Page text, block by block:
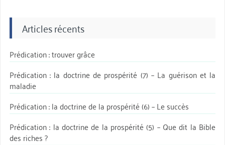
Articles récents
Prédication : trouver grâce
Prédication : la doctrine de prospérité (7) – La guérison et la
maladie
Prédication : la doctrine de la prospérité (6) – Le succès
Prédication : la doctrine de la prospérité (5) – Que dit la Bible
des riches ?